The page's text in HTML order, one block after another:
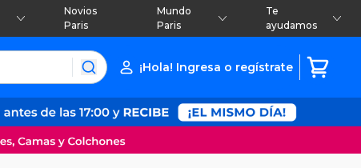
Novios
Paris
Mundo
Paris
Te
ayudamos
¡Hola! Ingresa o regístrate